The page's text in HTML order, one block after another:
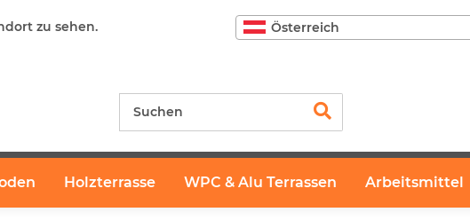
zu sehen. Österreich
Holzterrasse WPC & Alu Terrassen Arbeitsmittel